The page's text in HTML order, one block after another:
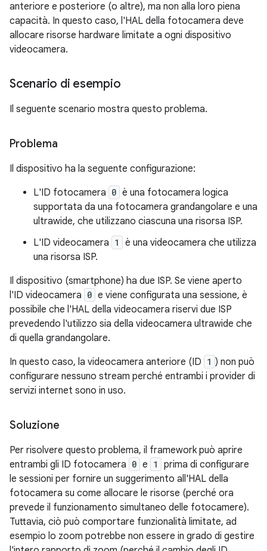
anteriore e posteriore (o altre), ma non alla loro piena
capacità. In questo caso, l'HAL della fotocamera deve
allocare risorse hardware limitate a ogni dispositivo
videocamera.
Scenario di esempio
Il seguente scenario mostra questo problema.
Problema
Il dispositivo ha la seguente configurazione:
L'ID fotocamera 0 è una fotocamera logica
supportata da una fotocamera grandangolare e una
ultrawide, che utilizzano ciascuna una risorsa ISP.
L'ID videocamera 1
è una videocamera che utilizza
una risorsa ISP.
Il dispositivo (smartphone) ha due ISP. Se viene aperto
l'ID videocamera 0 e viene configurata una sessione, è
possibile che l'HAL della videocamera riservi due ISP
prevedendo l'utilizzo sia della videocamera ultrawide che
di quella grandangolare.
In questo caso, la videocamera anteriore (ID 1 ) non può
configurare nessuno stream perché entrambi i provider di
servizi internet sono in uso.
Soluzione
Per risolvere questo problema, il framework può aprire
entrambi gli ID fotocamera 0 e 1
prima di configurare
le sessioni per fornire un suggerimento all'HAL della
fotocamera su come allocare le risorse (perché ora
prevede il funzionamento simultaneo delle fotocamere).
Tuttavia, ciò può comportare funzionalità limitate, ad
esempio lo zoom potrebbe non essere in grado di gestire